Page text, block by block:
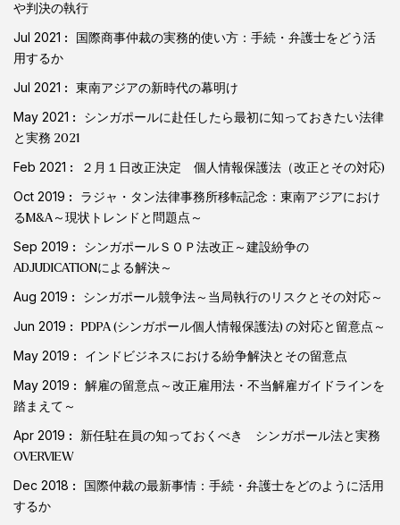
や判決の執行
Jul 2021
国際商事仲裁の実務的使い方：手続・弁護士をどう活
用するか
Jul 2021 東南アジアの新時代の幕明け
May 2021
シンガポールに赴任したら最初に知っておきたい法律
と実務 2021
Feb 2021 ２月１日改正決定 個人情報保護法（改正とその対応)
Oct 2019
ラジャ・タン法律事務所移転記念：東南アジアにおけ
るM&A～現状トレンドと問題点～
Sep 2019
シンガポールＳＯＰ法改正～建設紛争の
ADJUDICATIONによる解決～
Aug 2019 シンガポール競争法～当局執行のリスクとその対応～
Jun 2019 PDPA (シンガポール個人情報保護法) の対応と留意点～
May 2019 インドビジネスにおける紛争解決とその留意点
May 2019
解雇の留意点～改正雇用法・不当解雇ガイドラインを
踏まえて～
Apr 2019
新任駐在員の知っておくべき シンガポール法と実務
OVERVIEW
Dec 2018
国際仲裁の最新事情：手続・弁護士をどのように活用
するか